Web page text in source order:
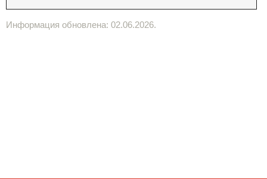
Информация обновлена: 02.06.2026.